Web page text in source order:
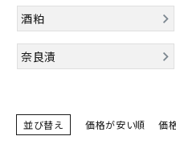
すべての商品
お酒
ギフト
酒粕
奈良漬
並び替え 価格が安い順 価